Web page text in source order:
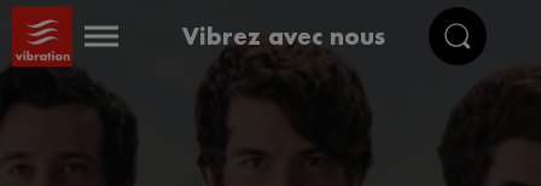
Vibrez avec nous